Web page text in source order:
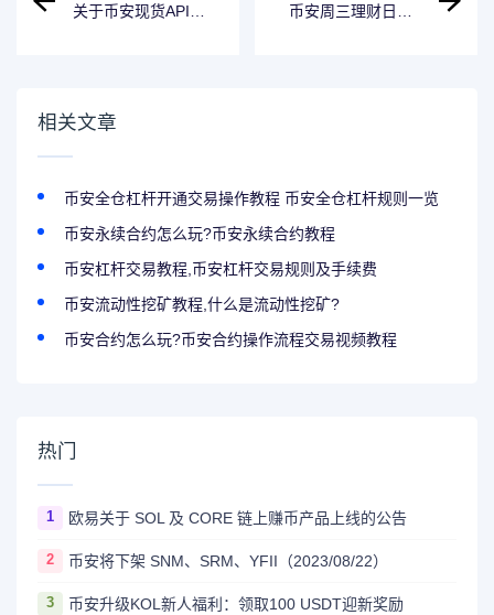
关于币安现货API服
币安周三理财日：
相关文章
币安全仓杠杆开通交易操作教程 币安全仓杠杆规则一览
币安永续合约怎么玩?币安永续合约教程
币安杠杆交易教程,币安杠杆交易规则及手续费
币安流动性挖矿教程,什么是流动性挖矿?
币安合约怎么玩?币安合约操作流程交易视频教程
热门
1 欧易关于 SOL 及 CORE 链上赚币产品上线的公告
2 币安将下架 SNM、SRM、YFII（2023/08/22）
3 币安升级KOL新人福利：领取100 USDT迎新奖励